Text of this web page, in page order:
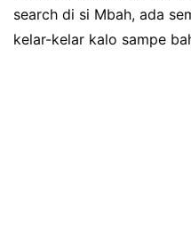
search di si Mbah, ada
kelar-kelar kalo sampe